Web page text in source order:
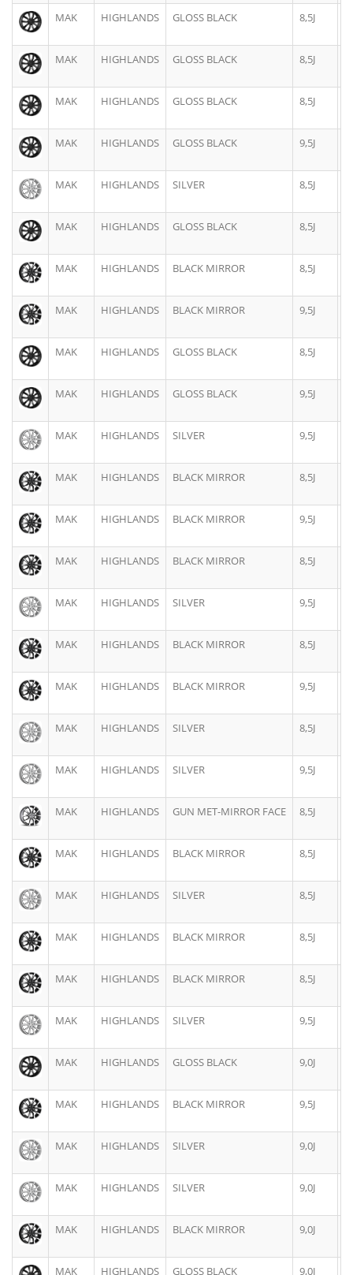
MAK HIGHLANDS GLOSS BLACK 8,5J
MAK HIGHLANDS GLOSS BLACK 8,5J
MAK HIGHLANDS GLOSS BLACK 8,5J
MAK HIGHLANDS GLOSS BLACK 9,5J
MAK HIGHLANDS SILVER 8,5J
MAK HIGHLANDS GLOSS BLACK 8,5J
MAK HIGHLANDS BLACK MIRROR 8,5J
MAK HIGHLANDS BLACK MIRROR 9,5J
MAK HIGHLANDS GLOSS BLACK 8,5J
MAK HIGHLANDS GLOSS BLACK 9,5J
MAK HIGHLANDS SILVER 9,5J
MAK HIGHLANDS BLACK MIRROR 8,5J
MAK HIGHLANDS BLACK MIRROR 9,5J
MAK HIGHLANDS BLACK MIRROR 8,5J
MAK HIGHLANDS SILVER 9,5J
MAK HIGHLANDS BLACK MIRROR 8,5J
MAK HIGHLANDS BLACK MIRROR 9,5J
MAK HIGHLANDS SILVER 8,5J
MAK HIGHLANDS SILVER 9,5J
MAK HIGHLANDS GUN MET-MIRROR FACE 8,5J
MAK HIGHLANDS BLACK MIRROR 8,5J
MAK HIGHLANDS SILVER 8,5J
MAK HIGHLANDS BLACK MIRROR 8,5J
MAK HIGHLANDS BLACK MIRROR 8,5J
MAK HIGHLANDS SILVER 9,5J
MAK HIGHLANDS GLOSS BLACK 9,0J
MAK HIGHLANDS BLACK MIRROR 9,5J
MAK HIGHLANDS SILVER 9,0J
MAK HIGHLANDS SILVER 9,0J
MAK HIGHLANDS BLACK MIRROR 9,0J
MAK HIGHLANDS GLOSS BLACK 9,0J